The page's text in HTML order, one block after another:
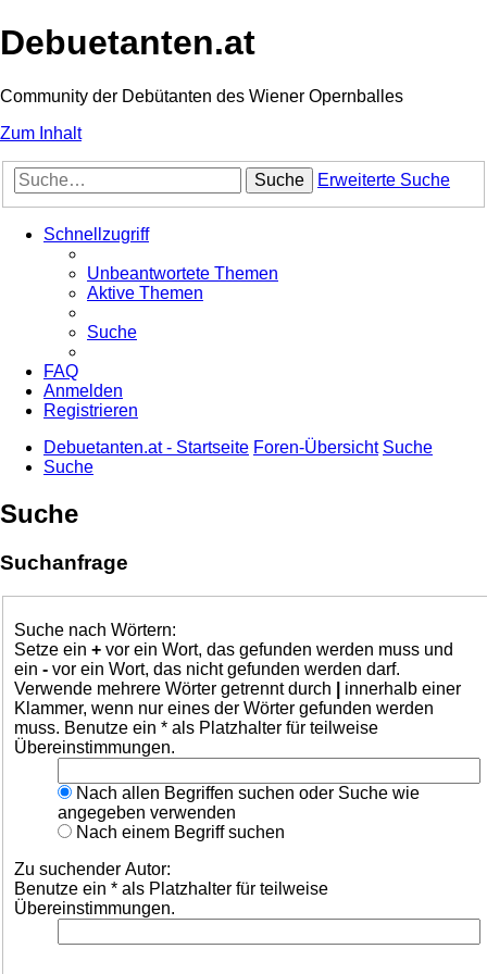
Debuetanten.at
Community der Debütanten des Wiener Opernballes
Zum Inhalt
Suche Erweiterte Suche
Schnellzugriff
Unbeantwortete Themen
Aktive Themen
Suche
FAQ
Anmelden
Registrieren
Debuetanten.at - Startseite Foren-Übersicht Suche
Suche
Suche
Suchanfrage
Suche nach Wörtern:
Setze ein + vor ein Wort, das gefunden werden muss und
ein - vor ein Wort, das nicht gefunden werden darf.
Verwende mehrere Wörter getrennt durch
innerhalb einer
Klammer, wenn nur eines der Wörter gefunden werden
muss. Benutze ein * als Platzhalter für teilweise
Übereinstimmungen.
Nach allen Begriffen suchen oder Suche wie
angegeben verwenden
Nach einem Begriff suchen
Zu suchender Autor:
Benutze ein * als Platzhalter für teilweise
Übereinstimmungen.